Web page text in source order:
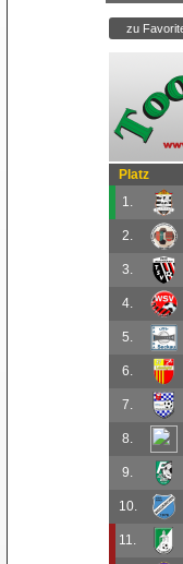
Platz
1.
2.
3.
4.
5.
6.
7.
8.
9.
10.
11.